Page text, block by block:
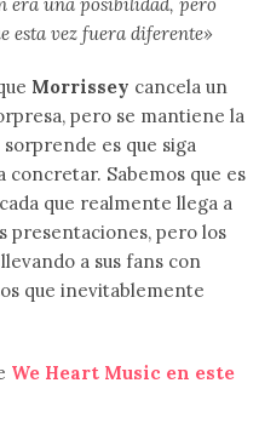
esta vez fuera diferente»
Morrissey cancela un
pero se mantiene la
es que siga
concretar. Sabemos que es
que realmente llega a
presentaciones, pero los
a sus fans con
que inevitablemente
We Heart Music en este